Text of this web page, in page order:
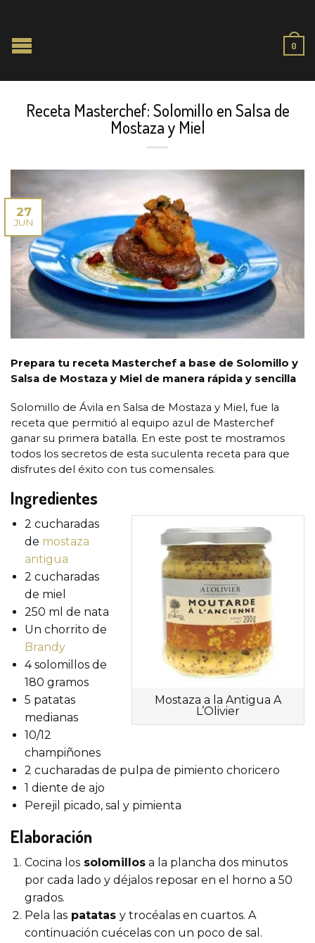
0
Receta Masterchef: Solomillo en Salsa de
Mostaza y Miel
27
JUN
Prepara tu receta Masterchef a base de Solomillo y
Salsa de Mostaza y Miel de manera rápida y sencilla
Solomillo de Ávila en Salsa de Mostaza y Miel, fue la
receta que permitió al equipo azul de Masterchef
ganar su primera batalla. En este post te mostramos
todos los secretos de esta suculenta receta para que
disfrutes del éxito con tus comensales.
Ingredientes
Mostaza a la Antigua A
L’Olivier
2 cucharadas
de mostaza
antigua
2 cucharadas
de miel
250 ml de nata
Un chorrito de
Brandy
4 solomillos de
180 gramos
5 patatas
medianas
10/12
champiñones
2 cucharadas de pulpa de pimiento choricero
1 diente de ajo
Perejil picado, sal y pimienta
Elaboración
Cocina los solomillos a la plancha dos minutos
por cada lado y déjalos reposar en el horno a 50
grados.
Pela las patatas y trocéalas en cuartos. A
continuación cuécelas con un poco de sal.